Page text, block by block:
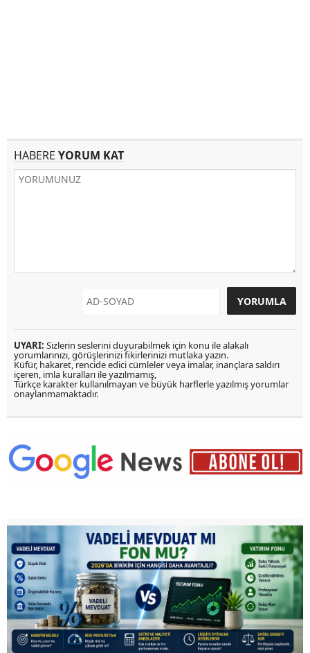
HABERE YORUM KAT
UYARI: Sizlerin seslerini duyurabilmek için konu ile alakalı
yorumlarınızı, görüşlerinizi fikirlerinizi mutlaka yazın.
Küfür, hakaret, rencide edici cümleler veya imalar, inançlara saldırı
içeren, imla kuralları ile yazılmamış,
Türkçe karakter kullanılmayan ve büyük harflerle yazılmış yorumlar
onaylanmamaktadır.